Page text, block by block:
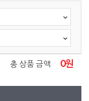
총 상품 금액 0원